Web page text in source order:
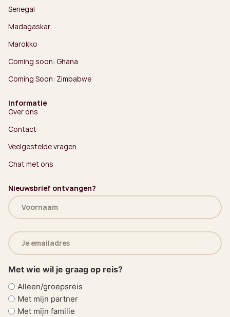
Senegal
Madagaskar
Marokko
Coming soon: Ghana
Coming Soon: Zimbabwe
Informatie
Over ons
Contact
Veelgestelde vragen
Chat met ons
Nieuwsbrief ontvangen?
Naam
(Vereist)
E-
mailadres
(Vereist)
Met wie wil je graag op reis?
Alleen/groepsreis
Met mijn partner
Met mijn familie